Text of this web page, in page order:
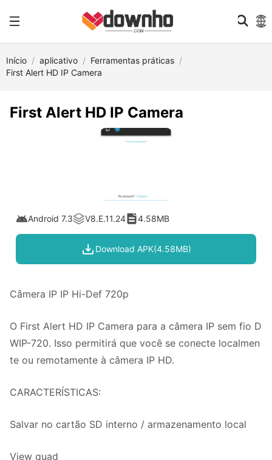
Início aplicativo
Ferramentas práticas
First Alert HD IP Camera
First Alert HD IP Camera
Android 7.3 V8.E.11.24 4.58MB
Download APK(4.58MB)
Câmera IP IP Hi-Def 720p
O First Alert HD IP Camera para a câmera IP sem fio D
WIP-720. Isso permitirá que você se conecte localmen
te ou remotamente à câmera IP HD.
CARACTERÍSTICAS:
Salvar no cartão SD interno / armazenamento local
View quad